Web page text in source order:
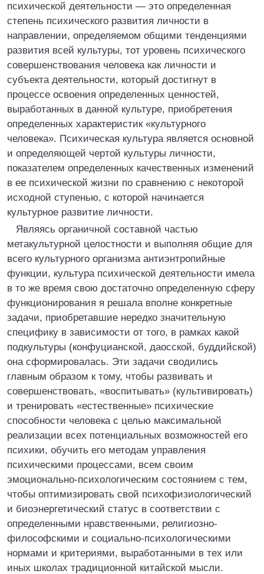
психической деятельности — это определенная
степень психического развития личности в
направлении, определяемом общими тенденциями
развития всей культуры, тот уровень психического
совершенствования человека как личности и
субъекта деятельности, который достигнут в
процессе освоения определенных ценностей,
выработанных в данной культуре, приобретения
определенных характеристик «культурного
человека». Психическая культура является основной
и определяющей чертой культуры личности,
показателем определенных качественных изменений
в ее психической жизни по сравнению с некоторой
исходной ступенью, с которой начинается
культурное развитие личности.
Являясь органичной составной частью
метакультурной целостности и выполняя общие для
всего культурного организма антиэнтропийные
функции, культура психической деятельности имела
в то же время свою достаточно определенную сферу
функционирования я решала вполне конкретные
задачи, приобретавшие нередко значительную
специфику в зависимости от того, в рамках какой
подкультуры (конфуцианской, даосской, буддийской)
она сформировалась. Эти задачи сводились
главным образом к тому, чтобы развивать и
совершенствовать, «воспитывать» (культивировать)
и тренировать «естественные» психические
способности человека с целью максимальной
реализации всех потенциальных возможностей его
психики, обучить его методам управления
психическими процессами, всем своим
эмоционально-психологическим состоянием с тем,
чтобы оптимизировать свой психофизиологический
и биоэнергетический статус в соответствии с
определенными нравственными, религиозно-
философскими и социально-психологическими
нормами и критериями, выработанными в тех или
иных школах традиционной китайской мысли.